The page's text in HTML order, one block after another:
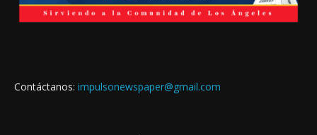
Contáctanos: impulsonewspaper@gmail.com